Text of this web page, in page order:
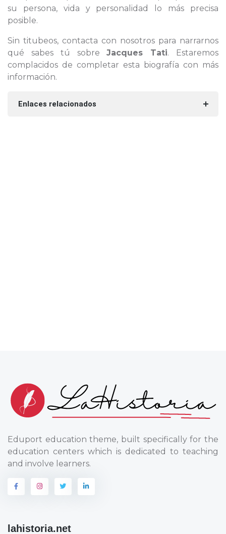
su persona, vida y personalidad lo más precisa
posible.
Sin titubeos, contacta con nosotros para narrarnos
qué sabes tú sobreJacques Tati. Estaremos
complacidos de completar esta biografía con más
información.
Enlaces relacionados
Eduport education theme, built specifically for the
education centers which is dedicated to teaching
and involve learners.
lahistoria.net